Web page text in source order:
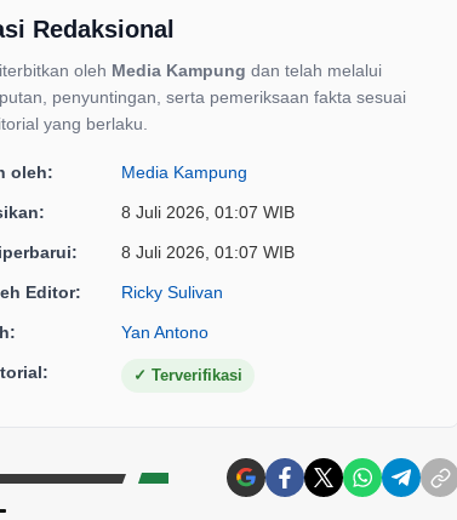
Redaksional
oleh Media Kampung dan telah melalui
penyuntingan, serta pemeriksaan fakta sesuai
yang berlaku.
oleh: Media Kampung
8 Juli 2026, 01:07 WIB
8 Juli 2026, 01:07 WIB
Editor: Ricky Sulivan
Yan Antono
✓ Terverifikasi